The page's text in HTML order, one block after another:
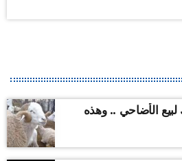
الأضاحي .. وهذه